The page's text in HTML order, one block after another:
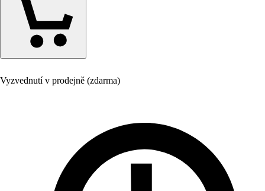
Vyzvednutí v prodejně (zdarma)